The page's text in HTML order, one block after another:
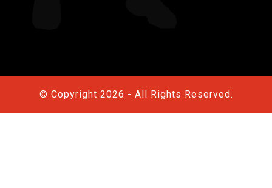
© Copyright 2026 - All Rights Reserved.